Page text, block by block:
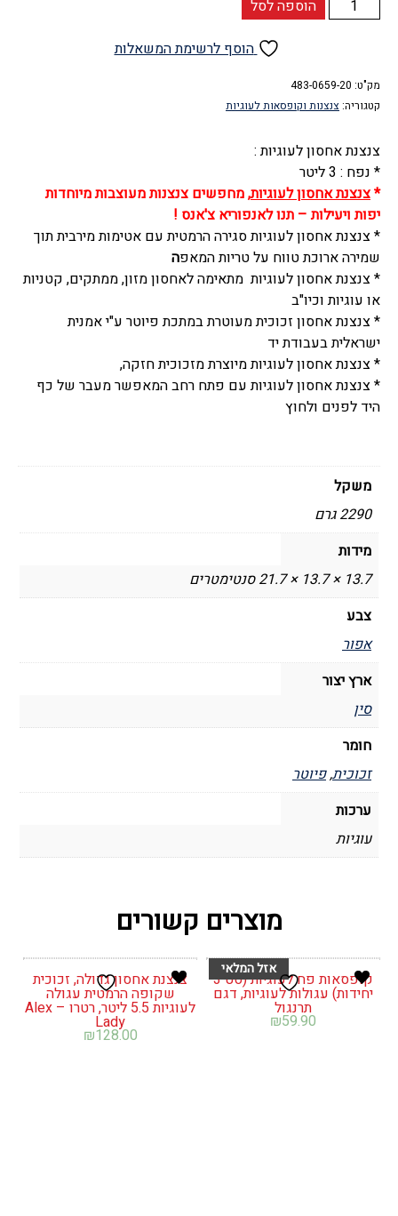
של
זכוכית
לעוגיות,
ליטר,
אמנות
ישראלית
הוספה לסל
הוסף לרשימת המשאלות
מק"ט: 483-0659-20
קטגוריה: צנצנות וקופסאות לעוגיות
צנצנת אחסון לעוגיות :
* נפח : 3 ליטר
*צנצנת אחסון לעוגיות, מחפשים צנצנות מעוצבות מיוחדות
יפות ויעילות – תנו לאנפוריא צ'אנס !
* צנצנת אחסון לעוגיות סגירה הרמטית עם אטימות מירבית תוך
שמירה ארוכת טווח על טריות המאפה
* צנצנת אחסון לעוגיות מתאימה לאחסון מזון, ממתקים, קטניות
או עוגיות וכיו"ב
* צנצנת אחסון זכוכית מעוטרת במתכת פיוטר ע"י אמנית
ישראלית בעבודת יד
* צנצנת אחסון לעוגיות מיוצרת מזכוכית חזקה,
* צנצנת אחסון לעוגיות עם פתח רחב המאפשר מעבר של כף
היד לפנים ולחוץ
משקל
2290 גרם
מידות
13.7 × 13.7 × 21.7 סנטימטרים
צבע
אפור
ארץ יצור
סין
חומר
זכוכית,פיוטר
ערכות
עוגיות
מוצרים קשורים
קופסאות פח לעוגיות (סט 3
יחידות) עגולות לעוגיות, דגם
תרנגול
₪59.90
צנצנת אחסון גדולה, זכוכית
שקופה הרמטית עגולה
לעוגיות 5.5 ליטר, רטרו – Alex
Lady
₪128.00